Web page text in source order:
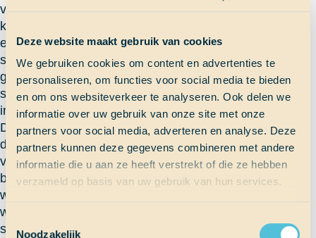
Deze website maakt gebruik van cookies
We gebruiken cookies om content en advertenties te
personaliseren, om functies voor social media te bieden
en om ons websiteverkeer te analyseren. Ook delen we
informatie over uw gebruik van onze site met onze
partners voor social media, adverteren en analyse. Deze
partners kunnen deze gegevens combineren met andere
informatie die u aan ze heeft verstrekt of die ze hebben
verzameld op basis van uw gebruik van hun services.
Noodzakelijk
voor als we uit de bus zouden stappen. Nouja, de bus
kwam dus aan om half 7, dus het avontuur begon
eindelijk. We moesten nog anderhalf uur door het
supermooie Tenerife heen reizen voordat we werden
gedropt bij onze beginplek. Vanuit de bus konden we
soms de Teide al zien en die was stiekem toch best
intimiderend.
De wandeling begon dus met een chocoladebroodje en
daarna begon het feest. Het eerste stuk was redelijk
vlak en dat hebben we best snel gelopen. Daarna
begon de echte klim. Het zag er heftiger uit dan het
was. Uiteindelijk viel de wandeling echt reuze mee,
want we waren al om 2 uur boven waardoor we de
snelste groep waren van heel SaS (in ieder geval